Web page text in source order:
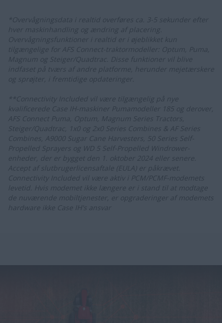
*Overvågningsdata i realtid overføres ca. 3-5 sekunder efter
hver maskinhandling og ændring af placering.
Overvågningsfunktioner i realtid er i øjeblikket kun
tilgængelige for AFS Connect-traktormodeller: Optum, Puma,
Magnum og Steiger/Quadtrac. Disse funktioner vil blive
indfaset på tværs af andre platforme, herunder mejetærskere
og sprøjter, i fremtidige opdateringer.
**Connectivity Included vil være tilgængelig på nye
kvalificerede Case IH-maskiner Pumamodeller 185 og derover,
AFS Connect Puma, Optum, Magnum Series Tractors,
Steiger/Quadtrac, 1x0 og 2x0 Series Combines & AF Series
Combines, A9000 Sugar Cane Harvesters, 50 Series Self-
Propelled Sprayers og WD 5 Self-Propelled Windrower-
enheder, der er bygget den 1. oktober 2024 eller senere.
Accept af slutbrugerlicensaftale (EULA) er påkrævet.
Connectivity Included vil være aktiv i PCM/PCMF-modemets
levetid. Hvis modemet ikke længere er i stand til at modtage
de nuværende mobiltjenester, er opgraderinger af modemets
hardware ikke Case IH's ansvar